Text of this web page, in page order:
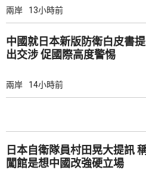
兩岸 13小時前
中國就日本新版防衛白皮書提
出交涉 促國際高度警惕
兩岸 14小時前
日本自衛隊員村田晃大提訊 稱
闖館是想中國改強硬立場